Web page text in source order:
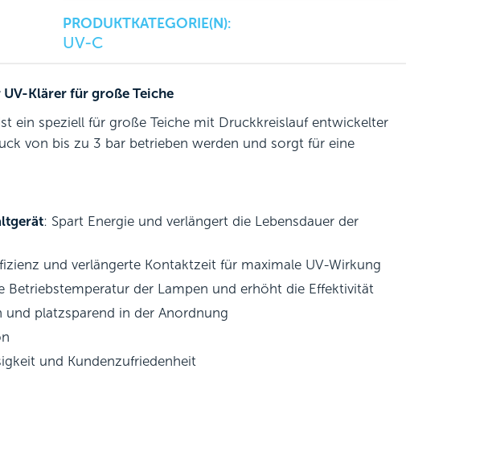
PRODUKTKATEGORIE(N):
UV-C
Klärer für große Teiche
ein speziell für große Teiche mit Druckkreislauf entwickelter
von bis zu 3 bar betrieben werden und sorgt für eine
: Spart Energie und verlängert die Lebensdauer der
und verlängerte Kontaktzeit für maximale UV-Wirkung
Betriebstemperatur der Lampen und erhöht die Effektivität
und platzsparend in der Anordnung
und Kundenzufriedenheit